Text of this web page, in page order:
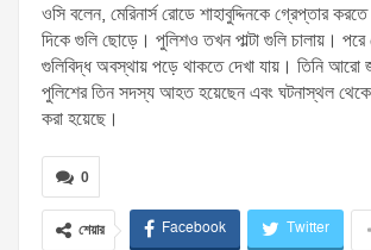
ওসি বলেন, মেরিনার্স রোডে শাহাবুদ্দিনকে গ্রেপ্তার
দিকে গুলি ছোড়ে। পুলিশও তখন পাল্টা গুলি চালায়। পরে
গুলিবিদ্ধ অবস্থায় পড়ে থাকতে দেখা যায়। তিনি আরো
পুলিশের তিন সদস্য আহত হয়েছেন এবং ঘটনাস্থল
করা হয়েছে।
0
শেয়ার Facebook Twitter